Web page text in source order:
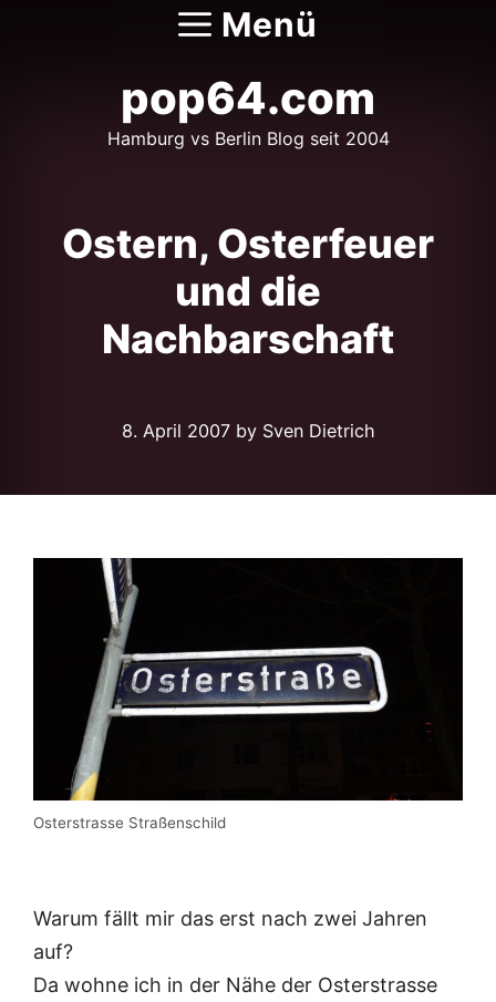
Menü
pop64.com
Hamburg vs Berlin Blog seit 2004
Ostern, Osterfeuer
und die
Nachbarschaft
8. April 2007by Sven Dietrich
Osterstrasse Straßenschild
Warum fällt mir das erst nach zwei Jahren
auf?
Da wohne ich in der Nähe der Osterstrasse